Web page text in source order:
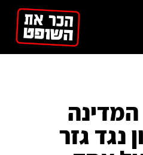
נגד גזר